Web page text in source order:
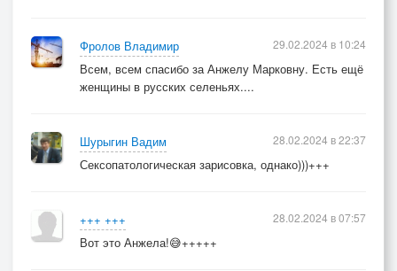
Фролов Владимир
Всем, всем спасибо за Анжелу Марковну. Есть ещё
женщины в русских селеньях....
29.02.2024 в 10:24
Шурыгин Вадим
Сексопатологическая зарисовка, однако)))+++
28.02.2024 в 22:37
+++ +++
Вот это Анжела!😅+++++
28.02.2024 в 07:57